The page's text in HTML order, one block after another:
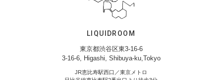
LIQUIDROOM
東京都渋谷区東3-16-6
3-16-6, Higashi, Shibuya-ku,Tokyo
JR恵比寿駅西口／東京メトロ